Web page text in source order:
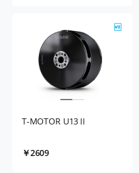
T-MOTOR U13Ⅱ
￥2609